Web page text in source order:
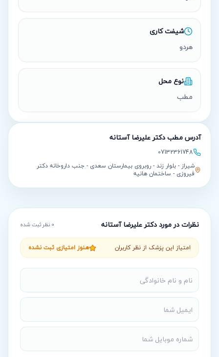
شیفت کاری
هردو
نوع محل
مطب
آدرس مطبدکتر علیرضا آستانه
07132361748
شیراز - بلوار زند - روبروی بیمارستان سعدی - جنب داروخانه دکتر
فیروزی - ساختمان هانیه
نظرات در مورددکتر علیرضا آستانه 0 نظر ثبت شده
امتیاز این پزشک از نظر کاربران هنوز امتیازی ثبت نشده